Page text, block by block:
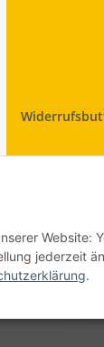
Website:
jederzeit
.